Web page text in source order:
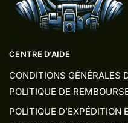
CENTRE D’AIDE
CONDITIONS GÉNÉRALES
POLITIQUE DE
POLITIQUE D’EXPÉDITION